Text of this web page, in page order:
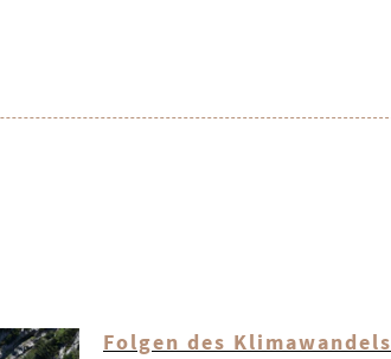
Folgen des Klimawandels